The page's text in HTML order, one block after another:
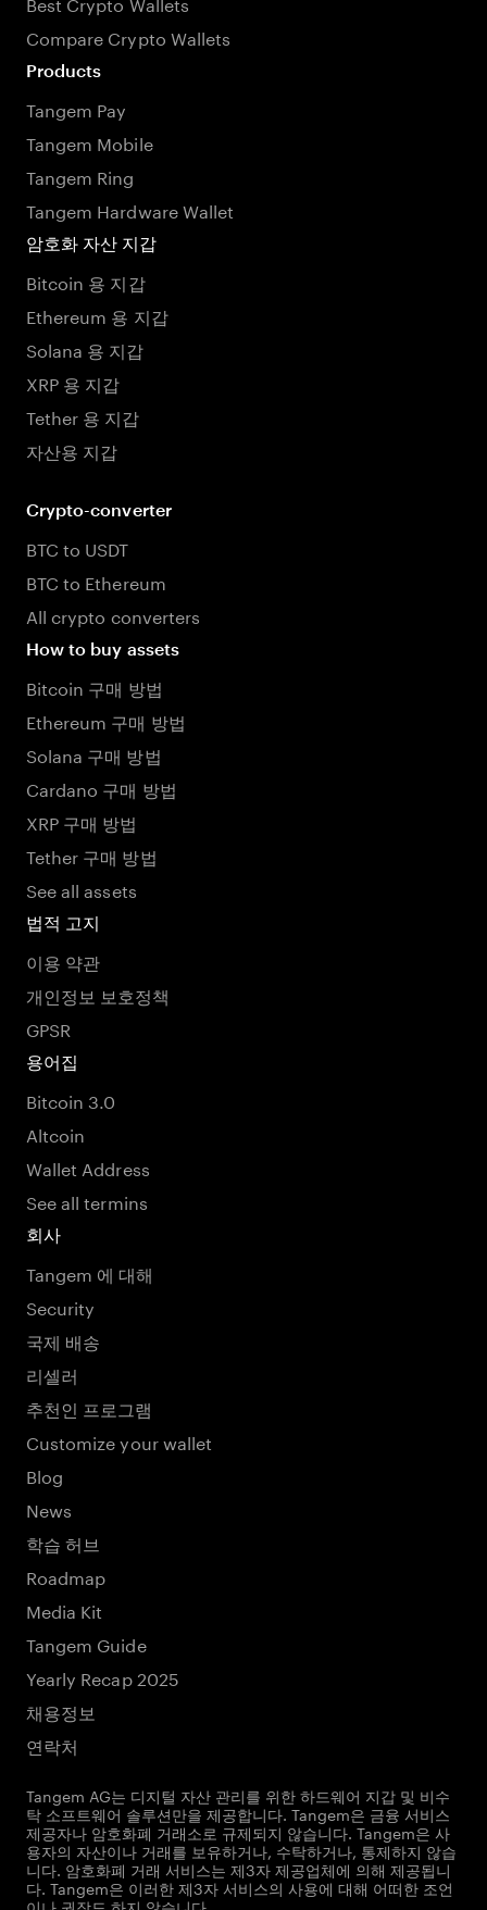
Compare Crypto Wallets
Products
Tangem Pay
Tangem Mobile
Tangem Ring
Tangem Hardware Wallet
암호화 자산 지갑
Bitcoin 용 지갑
Ethereum 용 지갑
Solana 용 지갑
XRP 용 지갑
Tether 용 지갑
자산용 지갑
Crypto-converter
BTC to USDT
BTC to Ethereum
All crypto converters
How to buy assets
Bitcoin 구매 방법
Ethereum 구매 방법
Solana 구매 방법
Cardano 구매 방법
XRP 구매 방법
Tether 구매 방법
See all assets
법적 고지
이용 약관
개인정보 보호정책
GPSR
용어집
Bitcoin 3.0
Altcoin
Wallet Address
See all termins
회사
Tangem 에 대해
Security
국제 배송
리셀러
추천인 프로그램
Customize your wallet
Blog
News
학습 허브
Roadmap
Media Kit
Tangem Guide
Yearly Recap 2025
채용정보
연락처
Tangem AG는 디지털 자산 관리를 위한 하드웨어 지갑 및 비수
탁 소프트웨어 솔루션만을 제공합니다. Tangem은 금융 서비스
제공자나 암호화폐 거래소로 규제되지 않습니다. Tangem은 사
용자의 자산이나 거래를 보유하거나, 수탁하거나, 통제하지 않습
니다. 암호화폐 거래 서비스는 제3자 제공업체에 의해 제공됩니
다. Tangem은 이러한 제3자 서비스의 사용에 대해 어떠한 조언